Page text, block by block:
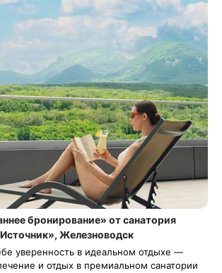
бронирование» от санатория
Железноводск
уверенность в идеальном отдыхе —
и отдых в премиальном санатории